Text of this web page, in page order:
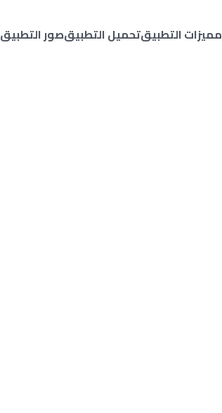
مميزات التطبيقتحميل التطبيقصور التطبيق